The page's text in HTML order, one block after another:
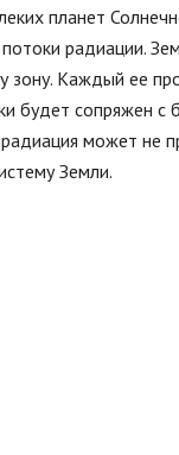
планет
радиации.
зону. Каждый ее
будет сопряжен с
может не
Земли.